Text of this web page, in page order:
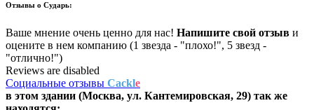
Отзывы о Сударь:
Ваше мнение очень ценно для нас! Напишите свой отзыв и
оцените в нем компанию (1 звезда - "плохо!", 5 звезд -
"отлично!")
Reviews are disabled
Социальные отзывы Cackle
в этом здании (Москва, ул. Кантемировская, 29) так же